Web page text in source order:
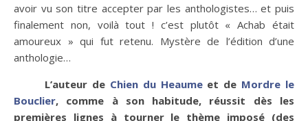
avoir vu son titre accepter par les anthologistes… et puis
finalement non, voilà tout ! c’est plutôt « Achab était
amoureux » qui fut retenu. Mystère de l’édition d’une
anthologie…
L’auteur de Chien du Heaumeet de Mordre le
Bouclier, comme à son habitude, réussit dès les
premières lignes à tourner le thème imposé (des